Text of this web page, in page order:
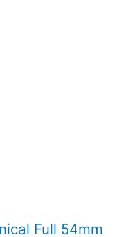
Full 54mm